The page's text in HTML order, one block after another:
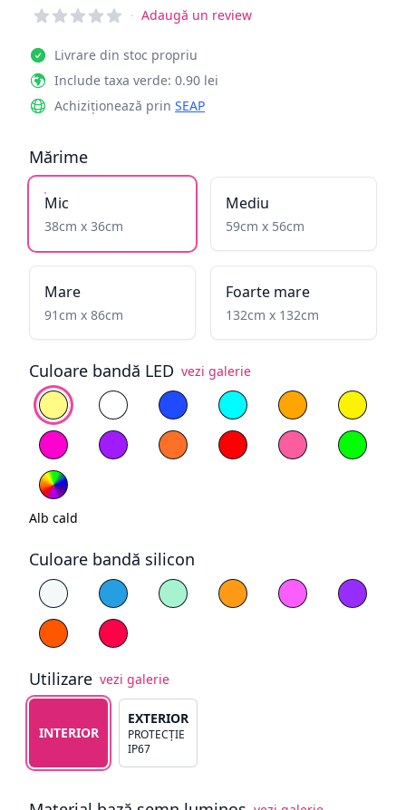
Reviews
· Adaugă un review
Livrare din stoc propriu
Include taxa verde: 0.90 lei
Achiziționează prin SEAP
Mărime
Mic
38cm x 36cm
Mediu
59cm x 56cm
Mare
91cm x 86cm
Foarte mare
132cm x 132cm
Culoare bandă LED vezi galerie
Alege culoare
Alb cald Alb rece Albastru Cyan Galben
Magenta
Mov PortocaliuRoșu Roz deschisVerde
RGB
Alb cald
Culoare bandă silicon
Alege culoare silicon
Alb Albastru Cyan Galben Magenta
Mov
PortocaliuRoșu
Utilizare vezi galerie
Alege tipul de utilizare
INTERIOR
EXTERIOR
PROTECȚIE
IP67